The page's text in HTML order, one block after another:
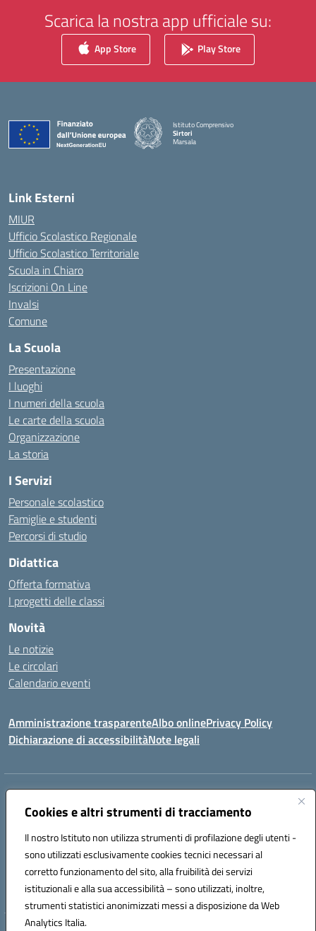
Cookies e altri strumenti di tracciamento
Il nostro Istituto non utilizza strumenti di profilazione degli utenti -
sono utilizzati esclusivamente cookies tecnici necessari al
corretto funzionamento del sito, alla fruibilità dei servizi
istituzionali e alla sua accessibilità – sono utilizzati, inoltre,
strumenti statistici anonimizzati messi a disposizione da Web
Analytics Italia.
Scarica la nostra app ufficiale su:
App Store Play Store
Istituto Comprensivo
Sirtori
Marsala
Link Esterni
MIUR
Ufficio Scolastico Regionale
Ufficio Scolastico Territoriale
Scuola in Chiaro
Iscrizioni On Line
Invalsi
Comune
La Scuola
Presentazione
I luoghi
I numeri della scuola
Le carte della scuola
Organizzazione
La storia
I Servizi
Personale scolastico
Famiglie e studenti
Percorsi di studio
Didattica
Offerta formativa
I progetti delle classi
Novità
Le notizie
Le circolari
Calendario eventi
Amministrazione trasparenteAlbo onlinePrivacy Policy
Dichiarazione di accessibilitàNote legali
Indirizzo:
Centralino:0923993485 Email:tpic84500v@istruzione.it
Codice fiscale: 91039050819
Codice meccanografico:
tpic84500v
Codice unico di fatturazione (CUF): JZDXRK